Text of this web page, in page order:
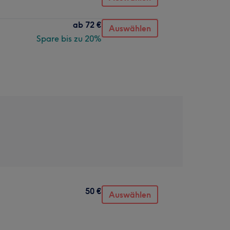
ab 72 €
Spare bis zu 20%
Auswählen
50 € Auswählen